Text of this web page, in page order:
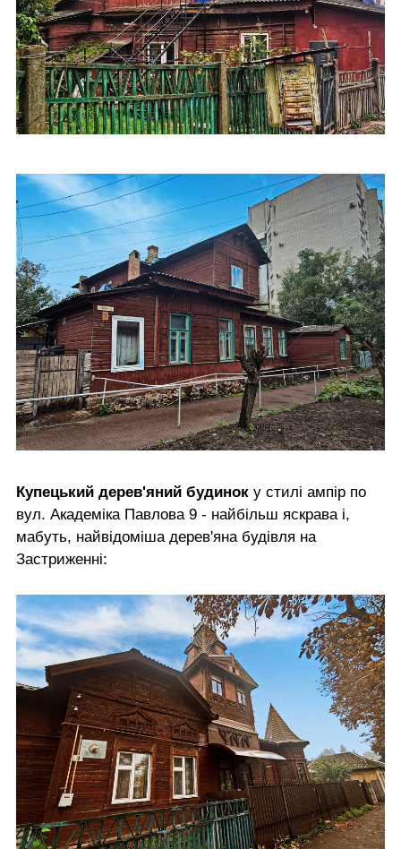
Купецький дерев'яний будинок у стилі ампір по
вул. Академіка Павлова 9 - найбільш яскрава і,
мабуть, найвідоміша дерев'яна будівля на
Застриженні: